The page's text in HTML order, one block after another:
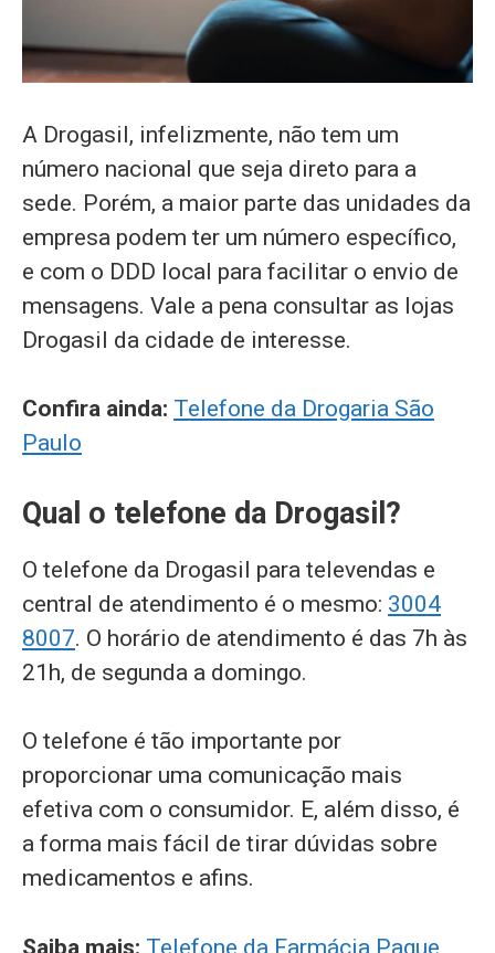
A Drogasil, infelizmente, não tem um
número nacional que seja direto para a
sede. Porém, a maior parte das unidades da
empresa podem ter um número específico,
e com o DDD local para facilitar o envio de
mensagens. Vale a pena consultar as lojas
Drogasil da cidade de interesse.
Confira ainda: Telefone da Drogaria São
Paulo
Qual o telefone da Drogasil?
O telefone da Drogasil para televendas e
central de atendimento é o mesmo: 3004
8007. O horário de atendimento é das 7h às
21h, de segunda a domingo.
O telefone é tão importante por
proporcionar uma comunicação mais
efetiva com o consumidor. E, além disso, é
a forma mais fácil de tirar dúvidas sobre
medicamentos e afins.
Saiba mais: Telefone da Farmácia Pague